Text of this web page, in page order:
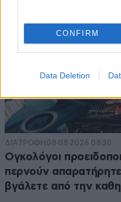
CONFIRM
Data Deletion
ΔΙΑΤΡΟΦΗ 08·08·2026 08:30
Ογκολόγοι
περνούν
βγάλετε από την